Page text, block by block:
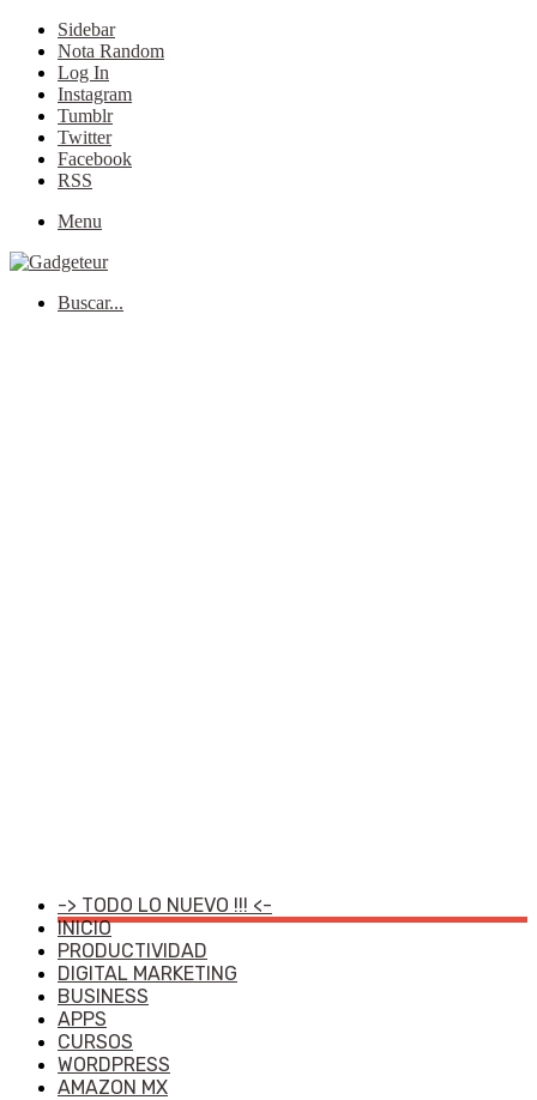
Sidebar
Nota Random
Log In
Instagram
Tumblr
Twitter
Facebook
RSS
Menu
Buscar...
-> TODO LO NUEVO !!! <-
INICIO
PRODUCTIVIDAD
DIGITAL MARKETING
BUSINESS
APPS
CURSOS
WORDPRESS
AMAZON MX